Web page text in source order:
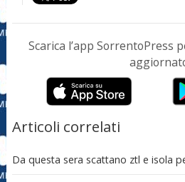
Scarica l’app SorrentoPress
Articoli correlati
Da questa sera scattano ztl e isola